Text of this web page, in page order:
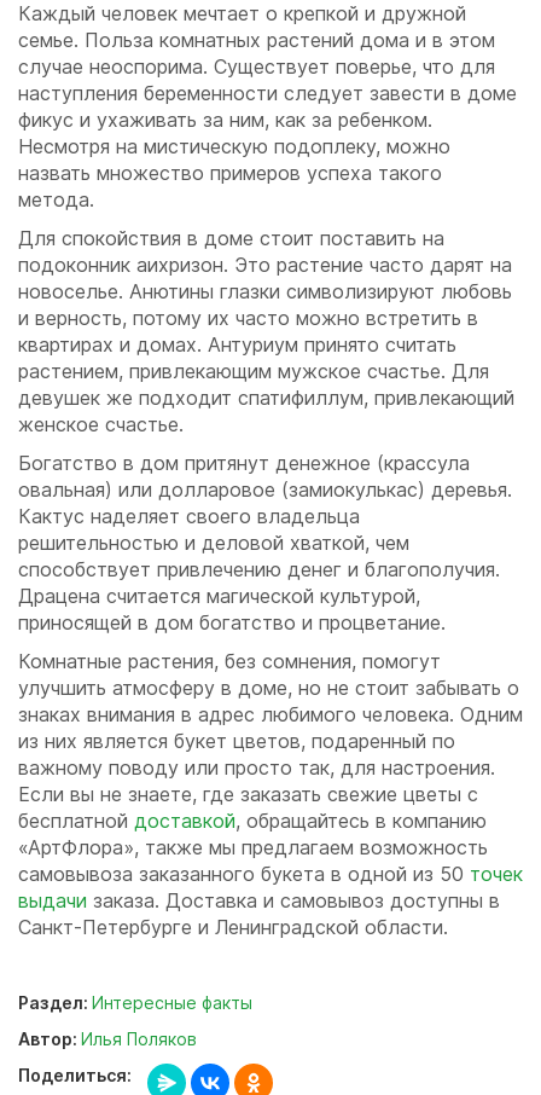
Каждый человек мечтает о крепкой и дружной
семье. Польза комнатных растений дома и в этом
случае неоспорима. Существует поверье, что для
наступления беременности следует завести в доме
фикус и ухаживать за ним, как за ребенком.
Несмотря на мистическую подоплеку, можно
назвать множество примеров успеха такого
метода.
Для спокойствия в доме стоит поставить на
подоконник аихризон. Это растение часто дарят на
новоселье. Анютины глазки символизируют любовь
и верность, потому их часто можно встретить в
квартирах и домах. Антуриум принято считать
растением, привлекающим мужское счастье. Для
девушек же подходит спатифиллум, привлекающий
женское счастье.
Богатство в дом притянут денежное (крассула
овальная) или долларовое (замиокулькас) деревья.
Кактус наделяет своего владельца
решительностью и деловой хваткой, чем
способствует привлечению денег и благополучия.
Драцена считается магической культурой,
приносящей в дом богатство и процветание.
Комнатные растения, без сомнения, помогут
улучшить атмосферу в доме, но не стоит забывать о
знаках внимания в адрес любимого человека. Одним
из них является букет цветов, подаренный по
важному поводу или просто так, для настроения.
Если вы не знаете, где заказать свежие цветы с
бесплатной доставкой, обращайтесь в компанию
«АртФлора», также мы предлагаем возможность
самовывоза заказанного букета в одной из 50 точек
выдачи заказа. Доставка и самовывоз доступны в
Санкт-Петербурге и Ленинградской области.
Раздел: Интересные факты
Автор: Илья Поляков
Поделиться: